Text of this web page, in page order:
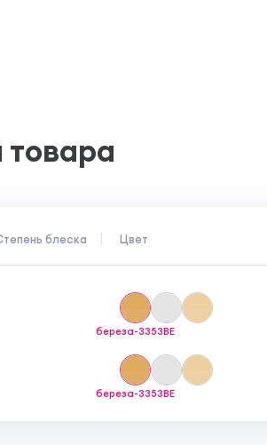
блеска Цвет
береза-3353BE
береза-3353BE